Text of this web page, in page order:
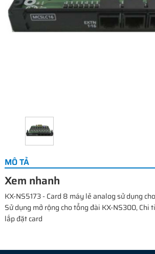
MÔ TẢ
Xem nhanh
KX-NS5173 - Card 8 máy lẻ analog sử dụng
Sử dụng mở rộng cho tổng đài KX-NS300, Chi
lắp đặt card